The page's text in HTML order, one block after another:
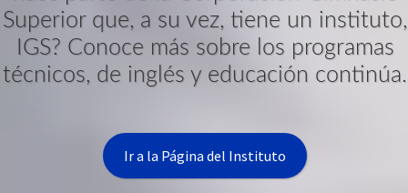
Superior que, a su vez, tiene un instituto,
IGS? Conoce más sobre los programas
técnicos, de inglés y educación continúa.
Ir a la Página del Instituto